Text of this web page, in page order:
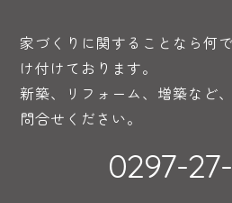
家づくりに関することなら何
け付けております。
新築、リフォーム、増築など
問合せください。
0297-